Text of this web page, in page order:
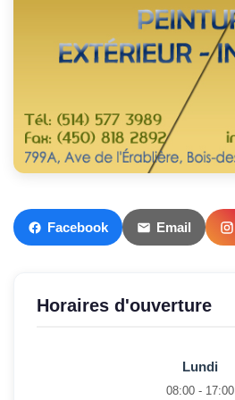
Facebook Email
Horaires d'ouverture
Lundi
08:00 - 17:00